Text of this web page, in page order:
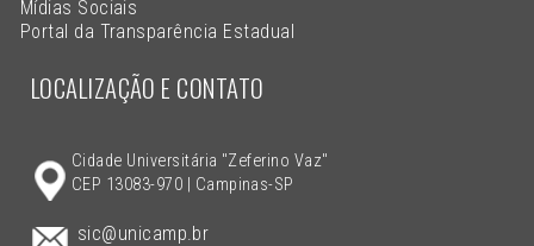
Mídias Sociais
Portal da Transparência Estadual
LOCALIZAÇÃO E CONTATO
Cidade Universitária "Zeferino Vaz"
CEP 13083-970 | Campinas-SP
sic@unicamp.br